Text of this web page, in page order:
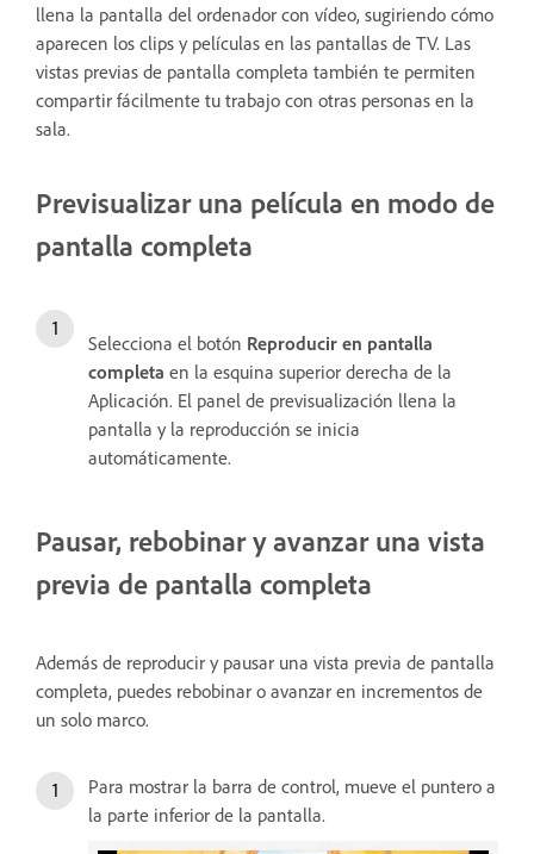
llena la pantalla del ordenador con vídeo, sugiriendo cómo
aparecen los clips y películas en las pantallas de TV. Las
vistas previas de pantalla completa también te permiten
compartir fácilmente tu trabajo con otras personas en la
sala.
Previsualizar una película en modo de
pantalla completa
Selecciona el botón Reproducir en pantalla
completa en la esquina superior derecha de la
Aplicación. El panel de previsualización llena la
pantalla y la reproducción se inicia
automáticamente.
Pausar, rebobinar y avanzar una vista
previa de pantalla completa
Además de reproducir y pausar una vista previa de pantalla
completa, puedes rebobinar o avanzar en incrementos de
un solo marco.
Para mostrar la barra de control, mueve el puntero a
la parte inferior de la pantalla.